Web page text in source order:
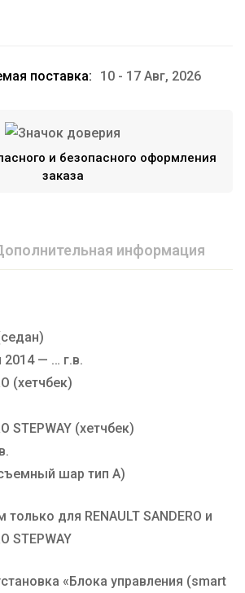
поставка: 10 - 17 Авг, 2026
и безопасного оформления
заказа
информация
2014 — … г.в.
(хетчбек)
STEPWAY (хетчбек)
шар тип А)
для RENAULT SANDERO и
STEPWAY
«Блока управления (smart
А